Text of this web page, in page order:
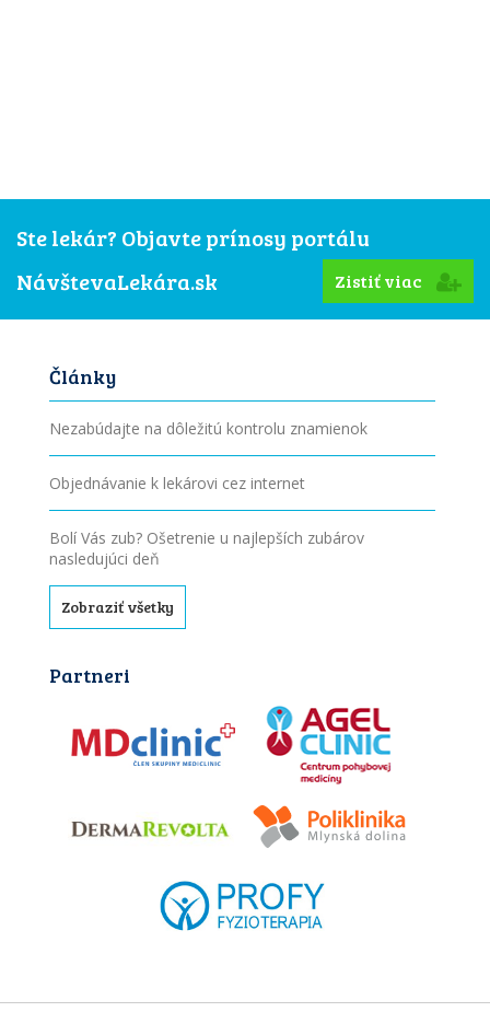
Ste lekár? Objavte prínosy portálu
NávštevaLekára.sk
Zistiť viac
Články
Nezabúdajte na dôležitú kontrolu znamienok
Objednávanie k lekárovi cez internet
Bolí Vás zub? Ošetrenie u najlepších zubárov
nasledujúci deň
Zobraziť všetky
Partneri